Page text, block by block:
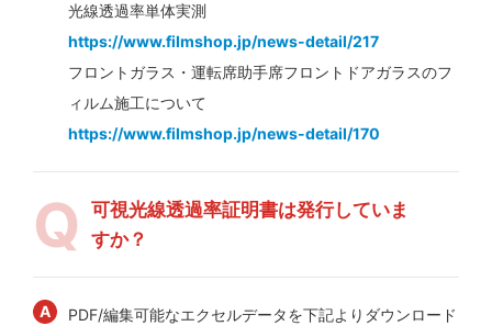
光線透過率単体実測
https://www.filmshop.jp/news-detail/217
フロントガラス・運転席助手席フロントドアガラスのフ
ィルム施工について
https://www.filmshop.jp/news-detail/170
可視光線透過率証明書は発行していま
すか？
PDF/編集可能なエクセルデータを下記よりダウンロード